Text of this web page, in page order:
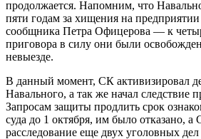
продолжается. Напомним, что
пяти годам за хищения на
сообщника Петра Офицерова — к
приговора в силу они были
невыезде.
В данный момент, СК активизировал
Навального, а так же начал следствие
Запросам защиты продлить срок
суда до 1 октября, им было отказано, а
расследование еще двух уголовных